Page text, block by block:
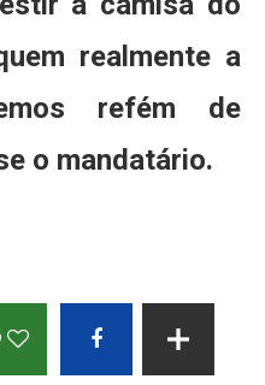
realmente a
refém de
o mandatário.